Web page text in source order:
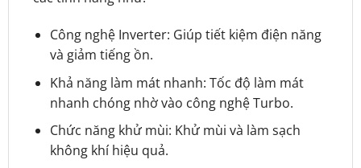
Công nghệ Inverter: Giúp tiết kiệm điện năng
và giảm tiếng ồn.
Khả năng làm mát nhanh: Tốc độ làm mát
nhanh chóng nhờ vào công nghệ Turbo.
Chức năng khử mùi: Khử mùi và làm sạch
không khí hiệu quả.